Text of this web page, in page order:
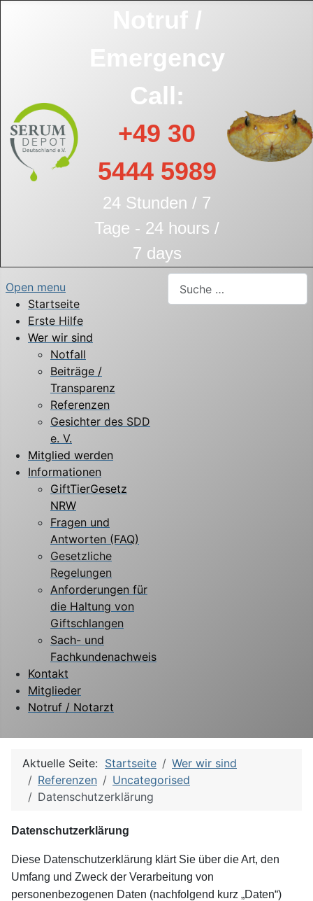
Notruf /
Emergency
Call:
+49 30
5444 5989
24 Stunden / 7
Tage - 24 hours /
7 days
Open menu
Startseite
Erste Hilfe
Wer wir sind
Notfall
Beiträge /
Transparenz
Referenzen
Gesichter des SDD
e. V.
Mitglied werden
Informationen
GiftTierGesetz
NRW
Fragen und
Antworten (FAQ)
Gesetzliche
Regelungen
Anforderungen für
die Haltung von
Giftschlangen
Sach- und
Fachkundenachweis
Kontakt
Mitglieder
Notruf / Notarzt
Aktuelle Seite: Startseite
Wer wir sind
Referenzen
Uncategorised
Datenschutzerklärung
Datenschutzerklärung
Diese Datenschutzerklärung klärt Sie über die Art, den
Umfang und Zweck der Verarbeitung von
personenbezogenen Daten (nachfolgend kurz „Daten“)